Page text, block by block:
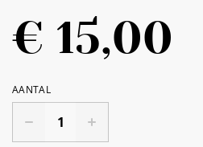
€ 15,00
AANTAL